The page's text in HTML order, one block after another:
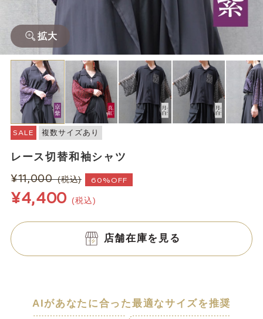
拡大
SALE 複数サイズあり
レース切替和袖シャツ
¥11,000 (税込) 60%OFF
¥4,400 (税込)
店舗在庫を見る
AIがあなたに合った最適なサイズを推奨